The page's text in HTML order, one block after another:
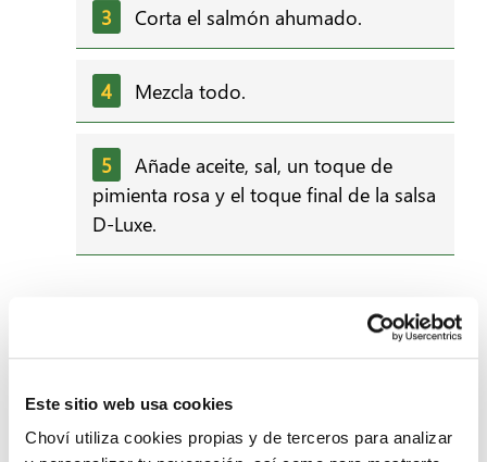
Este sitio web usa cookies
Choví utiliza cookies propias y de terceros para analizar
Corta el salmón ahumado.
Mezcla todo.
Añade aceite, sal, un toque de
pimienta rosa y el toque final de la salsa
D-Luxe.
2. Crudités con salsa D-Luxe
memorables, la salsa D-Luxe es el aderezo perfecto para
aperitivos como nuggets o tortitas de maíz paradipear.